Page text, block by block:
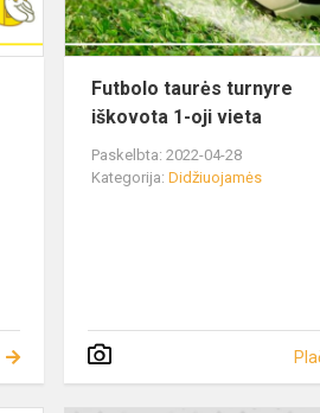
Futbolo taurės turnyre
iškovota 1-oji vieta
Paskelbta: 2022-04-28
Kategorija:Didžiuojamės